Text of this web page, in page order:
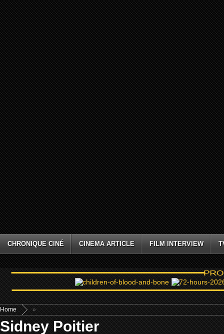
CHRONIQUE CINÉ CINEMA ARTICLE FILM INTERVIEW
Home »
Sidney Poitier